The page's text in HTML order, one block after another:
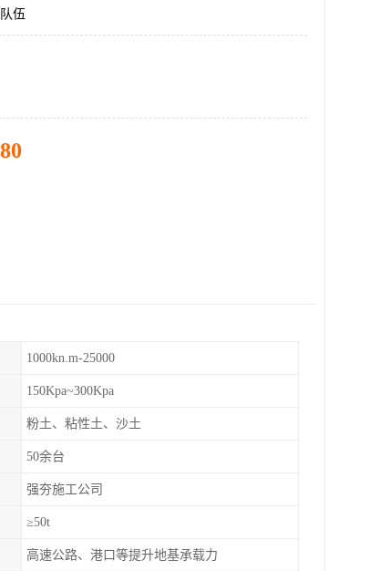
伍
1000kn.m-25000
150Kpa~300Kpa
粉土、粘性土、沙土
50余台
强夯施工公司
≥50t
高速公路、港口等提升地基承载力